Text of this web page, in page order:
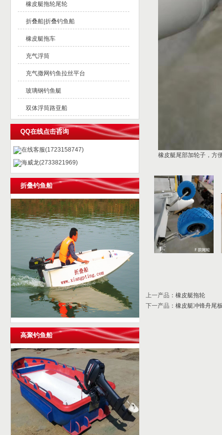
橡皮艇尾部加轮子，方
上一产品 ： 橡皮艇拖轮
下一产品 ： 橡皮艇冲锋舟尾
橡皮艇拖轮尾轮
折叠船|折叠钓鱼船
橡皮艇拖车
充气浮筒
充气撒网钓鱼拉丝平台
玻璃钢钓鱼艇
双体浮筒路亚船
QQ在线点击咨询
在线客服(1723158747)
海威龙(2733821969)
折叠钓鱼船
高聚钓鱼船